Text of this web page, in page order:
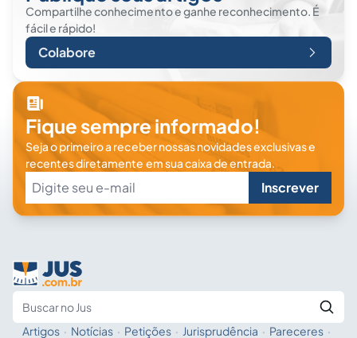
Compartilhe conhecimento e ganhe reconhecimento. É
fácil e rápido!
Colabore
Fique sempre informado!
Seja o primeiro a receber nossas novidades exclusivas e
recentes diretamente em sua caixa de entrada.
Inscrever
Artigos · Notícias · Petições · Jurisprudência · Pareceres ·